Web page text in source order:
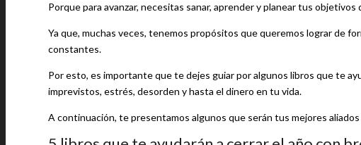
Porque para avanzar, necesitas sanar, aprender y planear tus
Ya que, muchas veces, tenemos propósitos que queremos lograr de
constantes.
Por esto, es importante que te dejes guiar por algunos libros que te
imprevistos, estrés, desorden y hasta el dinero en tu vida.
A continuación, te presentamos algunos que serán tus mejores aliados